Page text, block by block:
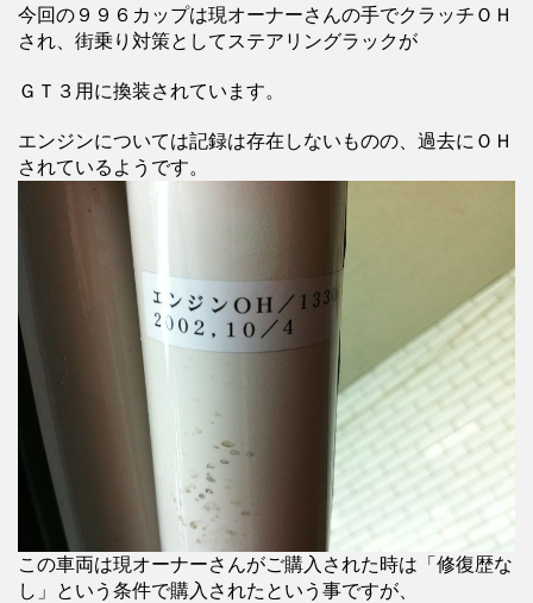
今回の９９６カップは現オーナーさんの手でクラッチＯＨ
され、街乗り対策としてステアリングラックが
ＧＴ３用に換装されています。
エンジンについては記録は存在しないものの、過去にＯＨ
されているようです。
この車両は現オーナーさんがご購入された時は「修復歴な
し」という条件で購入されたという事ですが、